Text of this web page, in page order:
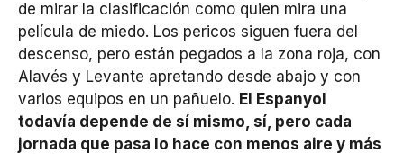
de mirar la clasificación como quien mira una
película de miedo. Los pericos siguen fuera del
descenso, pero están pegados a la zona roja, con
Alavés y Levante apretando desde abajo y con
varios equipos en un pañuelo. El Espanyol
todavía depende de sí mismo, sí, pero cada
jornada que pasa lo hace con menos aire y más